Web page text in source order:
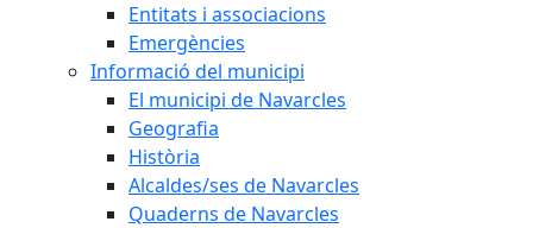
Entitats i associacions
Emergències
Informació del municipi
El municipi de Navarcles
Geografia
Història
Alcaldes/ses de Navarcles
Quaderns de Navarcles